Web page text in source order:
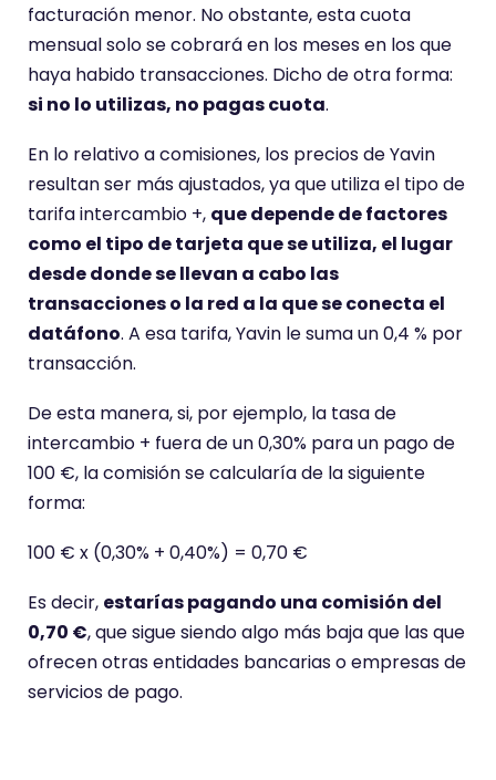
facturación menor. No obstante, esta cuota
mensual solo se cobrará en los meses en los que
haya habido transacciones. Dicho de otra forma:
si no lo utilizas, no pagas cuota.
En lo relativo a comisiones, los precios de Yavin
resultan ser más ajustados, ya que utiliza el tipo de
tarifa intercambio +, que depende de factores
como el tipo de tarjeta que se utiliza, el lugar
desde donde se llevan a cabo las
transacciones o la red a la que se conecta el
datáfono. A esa tarifa, Yavin le suma un 0,4 % por
transacción.
De esta manera, si, por ejemplo, la tasa de
intercambio + fuera de un 0,30% para un pago de
100 €, la comisión se calcularía de la siguiente
forma:
100 € x (0,30% + 0,40%) = 0,70 €
Es decir, estarías pagando una comisión del
0,70 €, que sigue siendo algo más baja que las que
ofrecen otras entidades bancarias o empresas de
servicios de pago.